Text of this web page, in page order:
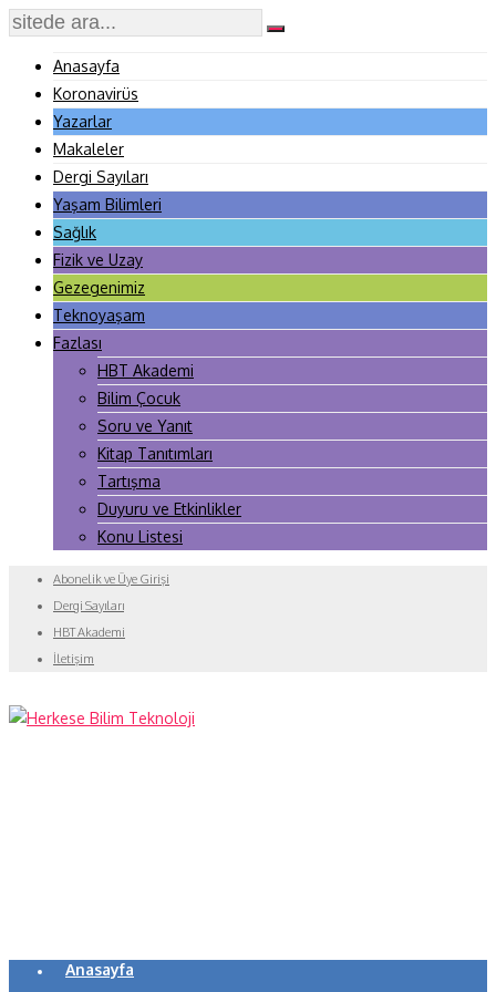
Anasayfa
Koronavirüs
Yazarlar
Makaleler
Dergi Sayıları
Yaşam Bilimleri
Sağlık
Fizik ve Uzay
Gezegenimiz
Teknoyaşam
Fazlası
HBT Akademi
Bilim Çocuk
Soru ve Yanıt
Kitap Tanıtımları
Tartışma
Duyuru ve Etkinlikler
Konu Listesi
Abonelik ve Üye Girişi
Dergi Sayıları
HBT Akademi
İletişim
Anasayfa